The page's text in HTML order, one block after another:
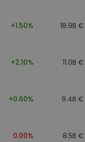
+1.50% 18.9B €
+2.10% 11.0B €
+0.60% 9.4B €
0.00% 8.5B €